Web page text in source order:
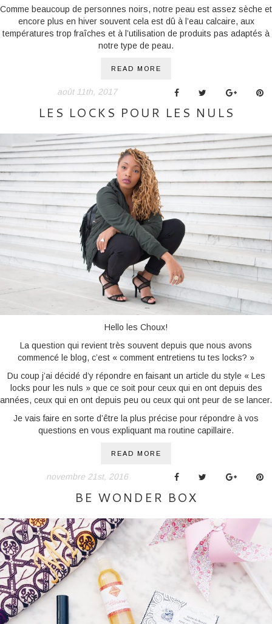
Comme beaucoup de personnes noirs, notre peau est assez sèche et
encore plus en hiver souvent cela est dû à l’eau calcaire, aux
températures trop fraîches et à l’utilisation de produits pas adaptés à
notre type de peau.
READ MORE
août 11th, 2017
LES LOCKS POUR LES NULS
Hello les Choux!
La question qui revient très souvent depuis que nous avons
commencé le blog, c’est « comment entretiens tu tes locks? »
Du coup j’ai décidé d’y répondre en faisant un article du style « Les
locks pour les nuls » que ce soit pour ceux qui en ont depuis des
années, ceux qui en ont depuis peu ou ceux qui ont peur de se lancer.
Je vais faire en sorte d’être la plus précise pour répondre à vos
questions en vous expliquant ma routine capillaire.
READ MORE
novembre 21st, 2016
BE WONDER BOX